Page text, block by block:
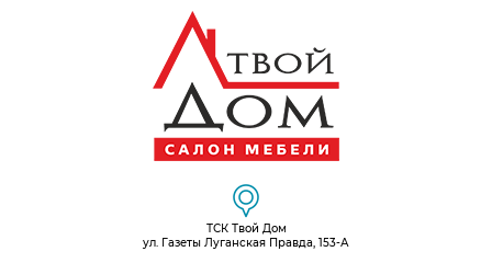
ТСК Твой Дом
ул. Газеты Луганская Правда, 153-А